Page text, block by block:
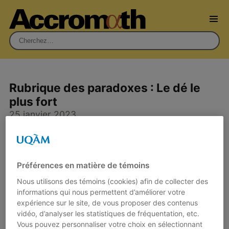
Rechercher :
Rubrique des paradoxes : Le dé le
plus fort
25 janvier 2023
Volume 18.1 - hiver-printemps 2023
Le jeu des trois dés est un jeu à deux joueurs
dont les règles sont les suivantes.
On dispose de trois dés entièrement blancs ayant
Préférences en matière de témoins
Nous utilisons des témoins (cookies) afin de collecter des
informations qui nous permettent d’améliorer votre
expérience sur le site, de vous proposer des contenus
vidéo, d’analyser les statistiques de fréquentation, etc.
Vous pouvez personnaliser votre choix en sélectionnant